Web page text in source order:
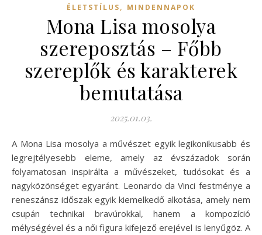
ÉLETSTÍLUS, MINDENNAPOK
Mona Lisa mosolya
szereposztás – Főbb
szereplők és karakterek
bemutatása
2025.01.03.
A Mona Lisa mosolya a művészet egyik legikonikusabb és
legrejtélyesebb eleme, amely az évszázadok során
folyamatosan inspirálta a művészeket, tudósokat és a
nagyközönséget egyaránt. Leonardo da Vinci festménye a
reneszánsz időszak egyik kiemelkedő alkotása, amely nem
csupán technikai bravúrokkal, hanem a kompozíció
mélységével és a női figura kifejező erejével is lenyűgöz. A